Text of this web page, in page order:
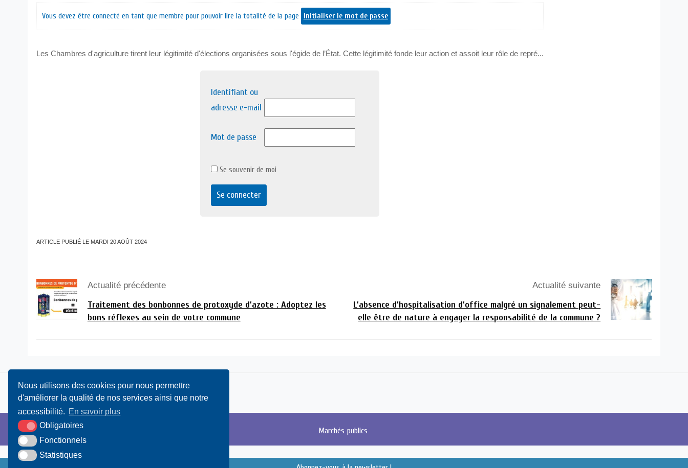
Nous utilisons des cookies pour nous permettre
d'améliorer la qualité de nos services ainsi que notre
accessibilité. En savoir plus
Obligatoires
Fonctionnels
Statistiques
Vous devez être connecté en tant que membre pour pouvoir lire la totalité de la page Initialiser le mot de passe
Les Chambres d'agriculture tirent leur légitimité d'élections organisées sous l'égide de l’État. Cette légitimité fonde leur action et assoit leur rôle de repré...
Identifiant ou
adresse e-mail
Mot de passe
Se souvenir de moi
ARTICLE PUBLIÉ LE MARDI 20 AOÛT 2024
Actualité précédente
Traitement des bonbonnes de protoxyde d’azote : Adoptez les
bons réflexes au sein de votre commune
Actualité suivante
L’absence d’hospitalisation d’office malgré un signalement peut-
elle être de nature à engager la responsabilité de la commune ?
Marchés publics